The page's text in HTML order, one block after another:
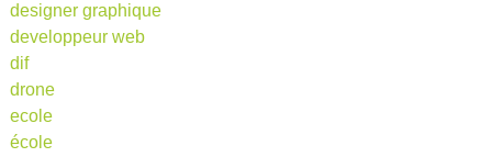
designer graphique
developpeur web
dif
drone
ecole
école